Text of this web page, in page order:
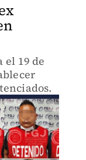
19 de